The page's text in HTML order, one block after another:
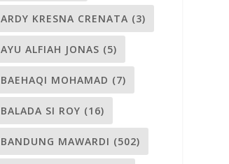
ARDY KRESNA CRENATA (3)
AYU ALFIAH JONAS (5)
BAEHAQI MOHAMAD (7)
BALADA SI ROY (16)
BANDUNG MAWARDI (502)